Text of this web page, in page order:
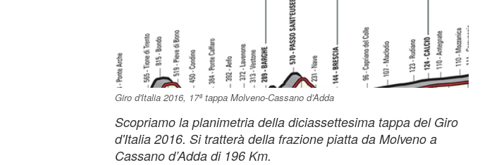
Giro d'Italia 2016, 17ª tappa Molveno-Cassano d’Adda
Scopriamo la planimetria della diciassettesima tappa del Giro
d'Italia 2016. Si tratterà della frazione piatta da Molveno a
Cassano d’Adda di 196 Km.